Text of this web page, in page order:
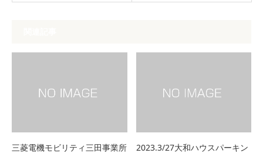
三菱電機モビリティ三田事業所
2023.3/27大和ハウスパーキン